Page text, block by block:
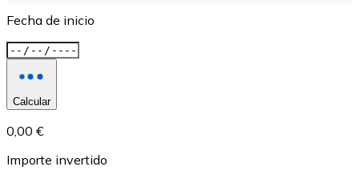
Fecha de inicio
Calcular
0,00 €
Importe invertido